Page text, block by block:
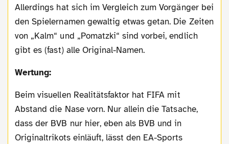
Allerdings hat sich im Vergleich zum Vorgänger bei
den Spielernamen gewaltig etwas getan. Die Zeiten
von „Kalm“ und „Pomatzki“ sind vorbei, endlich
gibt es (fast) alle Original-Namen.
Wertung:
Beim visuellen Realitätsfaktor hat FIFA mit
Abstand die Nase vorn. Nur allein die Tatsache,
dass der BVB nur hier, eben als BVB und in
Originaltrikots einläuft, lässt den EA-Sports